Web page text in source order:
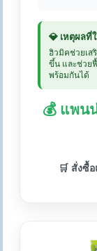
💎 เหตุผลที่
ฮิวมิคช่วยเ
ขึ้น และช่วย
พร้อมกันได้
💰 แพน
🛒 สั่งซื้